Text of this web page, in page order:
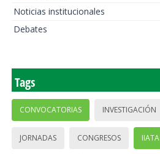
Noticias institucionales
Debates
Tags
CONVOCATORIAS INVESTIGACIÓN
JORNADAS CONGRESOS IIATA